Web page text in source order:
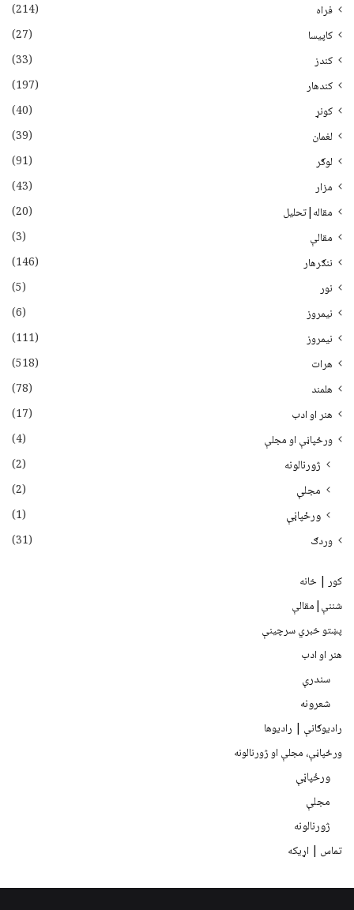
فراه
(214)
کاپیسا
(27)
کندز
(33)
کندهار
(197)
کونړ
(40)
لغمان
(39)
لوګر
(91)
مزار
(43)
مقاله|تحلیل
(20)
مقالې
(3)
ننګرهار
(146)
نور
(5)
نيمروز
(6)
نیمروز
(111)
هرات
(518)
هلمند
(78)
هنر او ادب
(17)
ورځپاڼې او مجلې
(4)
ژورنالونه
(2)
مجلې
(2)
ورځپاڼې
(1)
وردګ
(31)
کور | خانه
شننې|مقالې
پښتو خبري سرچينې
هنر او ادب
سندرې
شعرونه
رادیوګانې | رادیوها
ورځپاڼې، مجلې او ژورنالونه
ورځپاڼې
مجلې
ژورنالونه
تماس | اړیکه